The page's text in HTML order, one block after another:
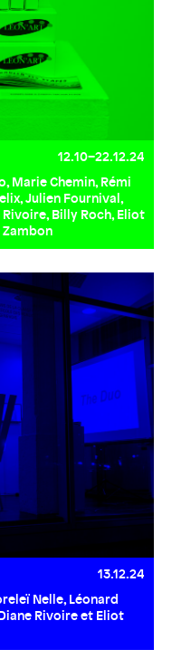
12.10–22.12.24
Marie Chemin, Rémi
Julien Fournival,
Rivoire, Billy Roch, Eliot
Zambon
13.12.24
Nelle, Léonard
Rivoire et Eliot